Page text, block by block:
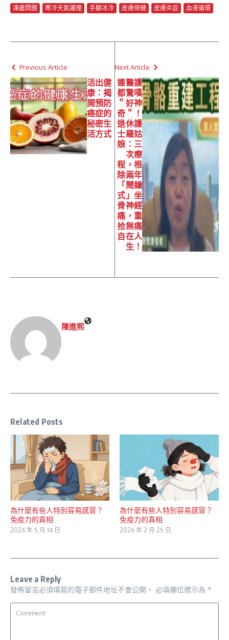
凍瘡問題
寒冷天氣護理 手腳冰冷 皮膚保健 皮膚炎症 血液循環
Previous Article
活出健
康：揭
開預防
癌症的
秘密生
活方式
Next Article
連醫護
都驚嘆
＂好神
奇＂！
退休護
士羅姑
娘：三
次療
程，根
除兩年
「鬧鐘
式」坐
骨神經
痛，重
拾無痛
自在人
生！
陳進𤋮
Related Posts
為什麼有些人特別容易感冒？
免疫力的真相
2026 年 5 月 14 日
為什麼有些人特別容易感冒？
免疫力的真相
2026 年 2 月 25 日
Leave a Reply
發佈留言必須填寫的電子郵件地址不會公開。 必填欄位標示為 *